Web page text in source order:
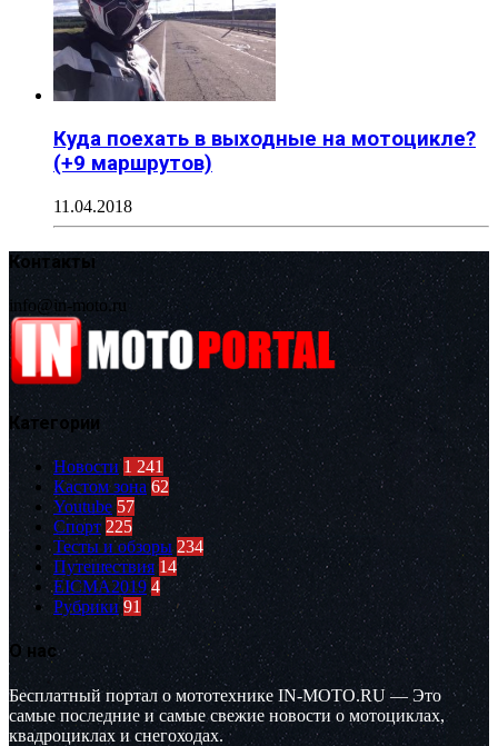
Куда поехать в выходные на мотоцикле?
(+9 маршрутов)
11.04.2018
Контакты
info@in-moto.ru
Категории
Новости 1 241
Кастом зона 62
Youtube 57
Спорт 225
Тесты и обзоры 234
Путешествия 14
EICMA2019 4
Рубрики 91
О нас
Бесплатный портал о мототехнике IN-MOTO.RU — Это
самые последние и самые свежие новости о мотоциклах,
квадроциклах и снегоходах.